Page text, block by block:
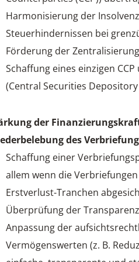
Harmonisierung der
Steuerhindernissen bei
Förderung der
Schaffung eines einzigen
(Central Securities
der
des
Schaffung einer
allem wenn die
Erstverlust-Tranchen
Überprüfung der
Anpassung der
Vermögenswerten (z. B.